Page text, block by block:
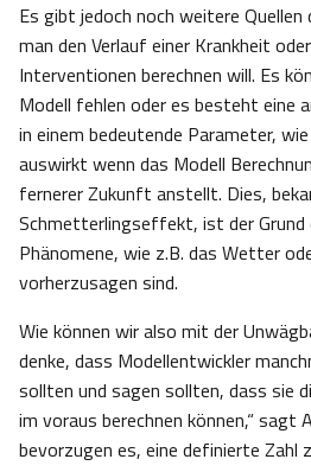
Es gibt jedoch noch weitere
man den Verlauf einer Krankheit
Interventionen berechnen will. Es
Modell fehlen oder es besteht eine
in einem bedeutende Parameter, wie
auswirkt wenn das Modell
fernerer Zukunft anstellt. Dies,
Schmetterlingseffekt, ist der Grund
Phänomene, wie z.B. das Wetter
vorherzusagen sind.
Wie können wir also mit der
denke, dass Modellentwickler
sollten und sagen sollten, dass sie
im voraus berechnen können,“ sagt
bevorzugen es, eine definierte Zahl